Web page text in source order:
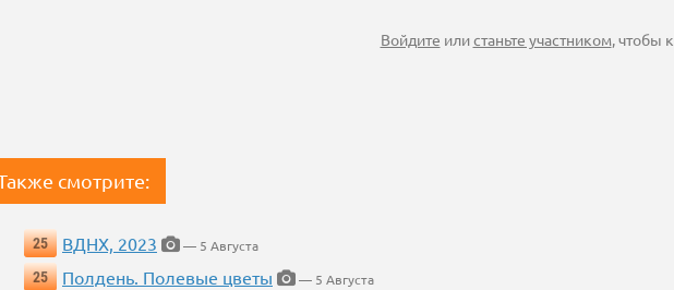
Войдите илистаньте участником, чтобы
смотрите:
25 ВДНХ, 2023
— 5 Августа
25
Полдень. Полевые цветы
— 5 Августа